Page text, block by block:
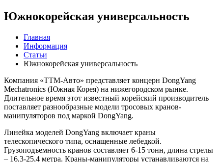
Южнокорейская универсальность
Главная
Информация
Статьи
Южнокорейская универсальность
Компания «ТТМ-Авто» представляет концерн DongYang
Mechatronics (Южная Корея) на нижегородском рынке.
Длительное время этот известный корейский производитель
поставляет разнообразные модели тросовых кранов-
манипуляторов под маркой DongYang.
Линейка моделей DongYang включает краны
телескопического типа, оснащенные лебедкой.
Грузоподъемность кранов составляет 6-15 тонн, длина стрелы
– 16,3-25,4 метра. Краны-манипуляторы устанавливаются на